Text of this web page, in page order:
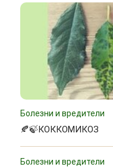
Болезни и вредители
🍂🍃КОККОМИКОЗ
Болезни и вредители